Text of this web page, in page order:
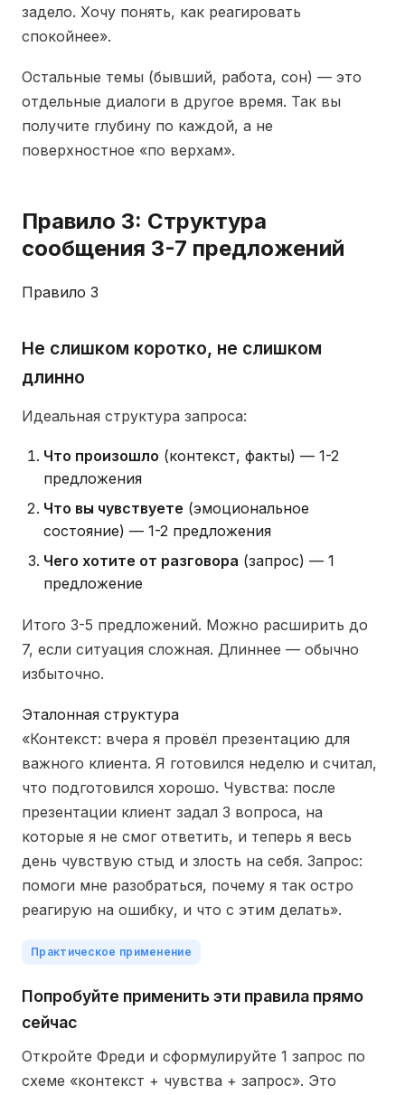
задело. Хочу понять, как реагировать
спокойнее».
Остальные темы (бывший, работа, сон) — это
отдельные диалоги в другое время. Так вы
получите глубину по каждой, а не
поверхностное «по верхам».
Правило 3: Структура
сообщения 3-7 предложений
Правило 3
Не слишком коротко, не слишком
длинно
Идеальная структура запроса:
Что произошло (контекст, факты) — 1-2
предложения
Что вы чувствуете (эмоциональное
состояние) — 1-2 предложения
Чего хотите от разговора (запрос) — 1
предложение
Итого 3-5 предложений. Можно расширить до
7, если ситуация сложная. Длиннее — обычно
избыточно.
Эталонная структура
«Контекст: вчера я провёл презентацию для
важного клиента. Я готовился неделю и считал,
что подготовился хорошо. Чувства: после
презентации клиент задал 3 вопроса, на
которые я не смог ответить, и теперь я весь
день чувствую стыд и злость на себя. Запрос:
помоги мне разобраться, почему я так остро
реагирую на ошибку, и что с этим делать».
Практическое применение
Попробуйте применить эти правила прямо
сейчас
Откройте Фреди и сформулируйте 1 запрос по
схеме «контекст + чувства + запрос». Это